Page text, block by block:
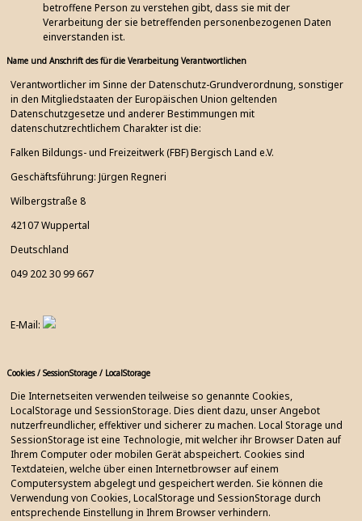
betroffene Person zu verstehen gibt, dass sie mit der
Verarbeitung der sie betreffenden personenbezogenen Daten
einverstanden ist.
Name und Anschrift des für die Verarbeitung Verantwortlichen
Verantwortlicher im Sinne der Datenschutz-Grundverordnung, sonstiger
in den Mitgliedstaaten der Europäischen Union geltenden
Datenschutzgesetze und anderer Bestimmungen mit
datenschutzrechtlichem Charakter ist die:
Falken Bildungs- und Freizeitwerk (FBF) Bergisch Land e.V.
Geschäftsführung: Jürgen Regneri
Wilbergstraße 8
42107 Wuppertal
Deutschland
049 202 30 99 667
E-Mail:
Cookies / SessionStorage / LocalStorage
Die Internetseiten verwenden teilweise so genannte Cookies,
LocalStorage und SessionStorage. Dies dient dazu, unser Angebot
nutzerfreundlicher, effektiver und sicherer zu machen. Local Storage und
SessionStorage ist eine Technologie, mit welcher ihr Browser Daten auf
Ihrem Computer oder mobilen Gerät abspeichert. Cookies sind
Textdateien, welche über einen Internetbrowser auf einem
Computersystem abgelegt und gespeichert werden. Sie können die
Verwendung von Cookies, LocalStorage und SessionStorage durch
entsprechende Einstellung in Ihrem Browser verhindern.